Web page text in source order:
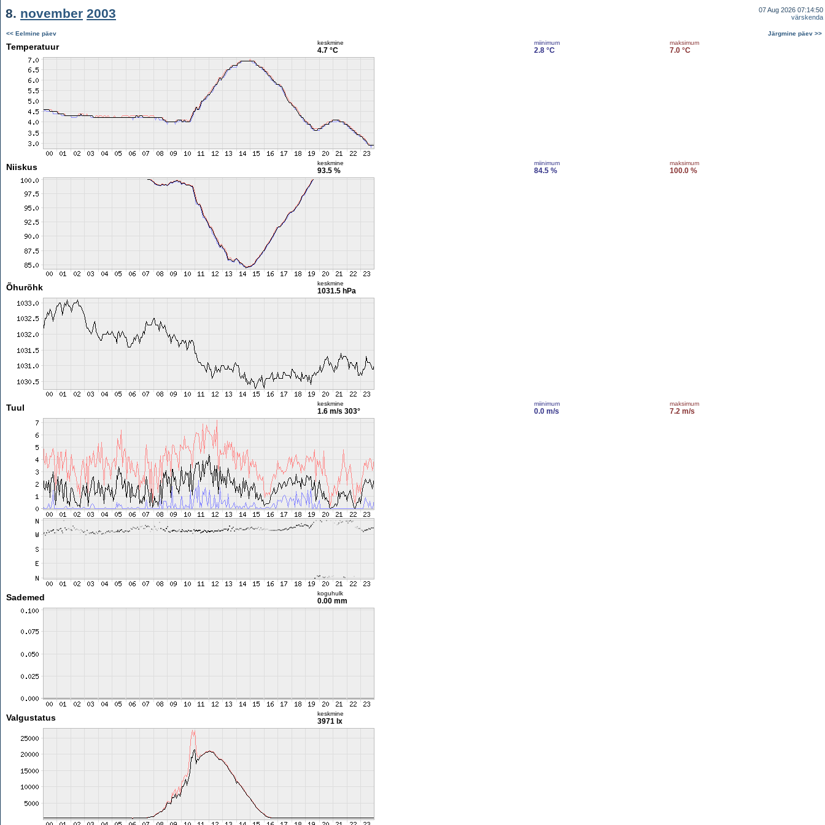
8. november 2003
07 Aug 2026 07:14:50
värskenda
<< Eelmine päev Järgmine päev >>
Temperatuur keskmine
4.7 °C
miinimum
2.8 °C
maksimum
7.0 °C
Niiskus keskmine
93.5 %
miinimum
84.5 %
maksimum
100.0 %
Õhurõhk keskmine
1031.5 hPa
Tuul keskmine
1.6 m/s 303°
miinimum
0.0 m/s
maksimum
7.2 m/s
Sademed koguhulk
0.00 mm
Valgustatus keskmine
3971 lx